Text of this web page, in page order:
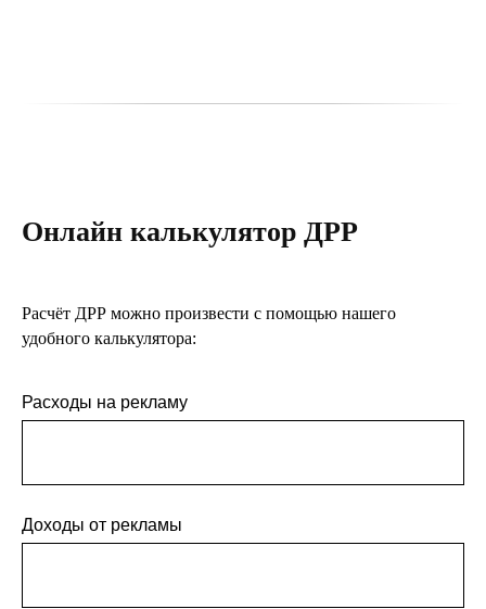
Онлайн калькулятор ДРР
Расчёт ДРР можно произвести с помощью нашего
удобного калькулятора:
Расходы на рекламу
Доходы от рекламы